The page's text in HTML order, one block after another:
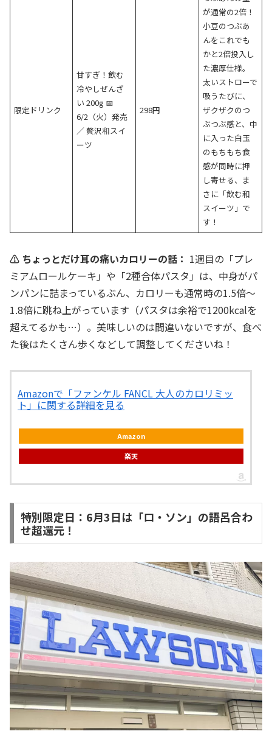
限定ドリンク
甘すぎ！飲む
冷やしぜんざ
い 200g 📅
6/2（火）発売
／ 贅沢和スイ
ーツ
298円
が通常の2倍！
小豆のつぶあ
んをこれでも
かと2倍投入し
た濃厚仕様。
太いストローで
吸うたびに、
ザクザクのつ
ぶつぶ感と、中
に入った白玉
のもちもち食
感が同時に押
し寄せる、ま
さに「飲む和
スイーツ」で
す！
⚠️ ちょっとだけ耳の痛いカロリーの話： 1週目の「プレ
ミアムロールケーキ」や「2種合体パスタ」は、中身がパ
ンパンに詰まっているぶん、カロリーも通常時の1.5倍〜
1.8倍に跳ね上がっています（パスタは余裕で1200kcalを
超えてるかも…）。美味しいのは間違いないですが、食べ
た後はたくさん歩くなどして調整してくださいね！
Amazonで「ファンケル FANCL 大人のカロリミッ
ト」に関する詳細を見る
Amazon
楽天
特別限定日：6月3日は「ロ・ソン」の語呂合わ
せ超還元！